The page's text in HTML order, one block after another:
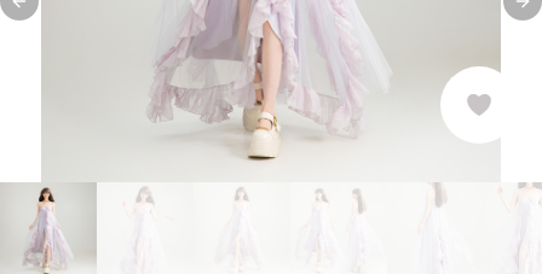
Previous slide